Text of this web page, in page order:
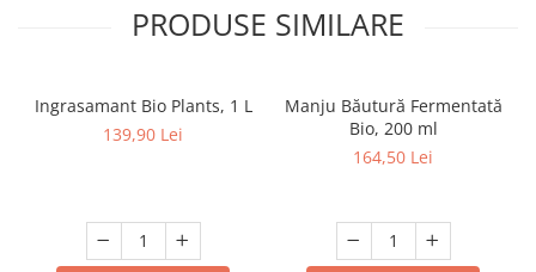
PRODUSE SIMILARE
Ingrasamant Bio Plants, 1 L
139,90 Lei
Manju Băutură Fermentată
Bio, 200 ml
164,50 Lei